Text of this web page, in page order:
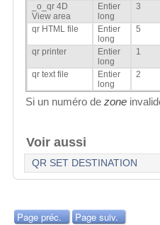
_o_qr 4D
View area
Entier
long
3
qr HTML file
Entier
long
5
qr printer
Entier
long
1
qr text file
Entier
long
2
Si un numéro de zone
Voir aussi
QR SET DESTINATION
Page préc. Page suiv.